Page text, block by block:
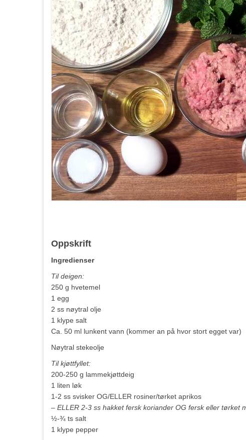
Oppskrift
Ingredienser
Til deigen:
250 g hvetemel
1 egg
2 ss nøytral olje
1 klype salt
Ca. 50 ml lunkent vann (kommer an på hvor stort egget var)
Nøytral stekeolje
Til kjøttfyllet:
200-250 g lammekjøttdeig
1 liten løk
1-2 ss svisker OG/ELLER rosiner/tørket aprikos
– ELLER 2-3 ss hakket fersk koriander OG fersk eller tørket
½-¾ ts salt
1 klype pepper